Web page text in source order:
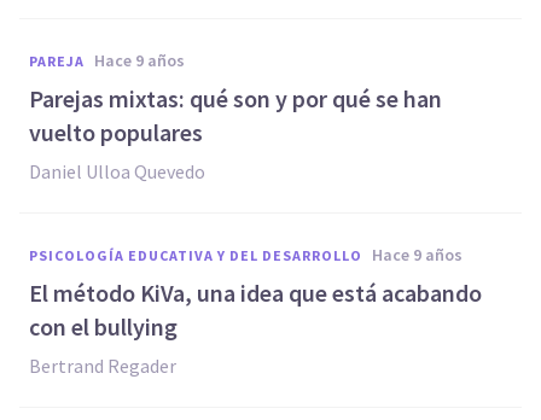
PAREJA hace 9 años
Parejas mixtas: qué son y por qué se han
vuelto populares
Daniel Ulloa Quevedo
PSICOLOGÍA EDUCATIVA Y DEL DESARROLLO hace 9 años
El método KiVa, una idea que está acabando
con el bullying
Bertrand Regader